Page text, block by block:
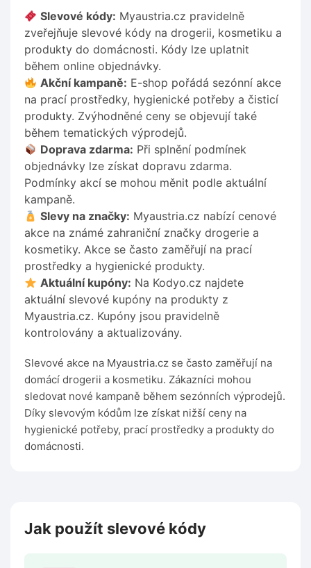
Slevové kódy: Myaustria.cz pravidelně
zveřejňuje slevové kódy na drogerii, kosmetiku a
produkty do domácnosti. Kódy lze uplatnit
během online objednávky.
Akční kampaně: E-shop pořádá sezónní akce
na prací prostředky, hygienické potřeby a čisticí
produkty. Zvýhodněné ceny se objevují také
během tematických výprodejů.
Doprava zdarma: Při splnění podmínek
objednávky lze získat dopravu zdarma.
Podmínky akcí se mohou měnit podle aktuální
kampaně.
Slevy na značky: Myaustria.cz nabízí cenové
akce na známé zahraniční značky drogerie a
kosmetiky. Akce se často zaměřují na prací
prostředky a hygienické produkty.
Aktuální kupóny: Na Kodyo.cz najdete
aktuální slevové kupóny na produkty z
Myaustria.cz. Kupóny jsou pravidelně
kontrolovány a aktualizovány.
Slevové akce na Myaustria.cz se často zaměřují na
domácí drogerii a kosmetiku. Zákazníci mohou
sledovat nové kampaně během sezónních výprodejů.
Díky slevovým kódům lze získat nižší ceny na
hygienické potřeby, prací prostředky a produkty do
domácnosti.
Jak použít slevové kódy